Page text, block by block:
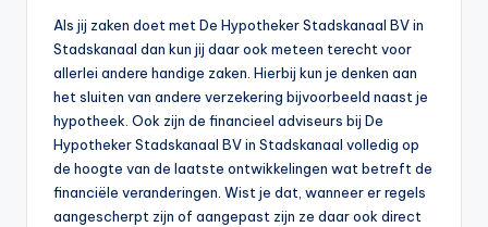
Als jij zaken doet met De Hypotheker Stadskanaal BV in
Stadskanaal dan kun jij daar ook meteen terecht voor
allerlei andere handige zaken. Hierbij kun je denken aan
het sluiten van andere verzekering bijvoorbeeld naast je
hypotheek. Ook zijn de financieel adviseurs bij De
Hypotheker Stadskanaal BV in Stadskanaal volledig op
de hoogte van de laatste ontwikkelingen wat betreft de
financiële veranderingen. Wist je dat, wanneer er regels
aangescherpt zijn of aangepast zijn ze daar ook direct